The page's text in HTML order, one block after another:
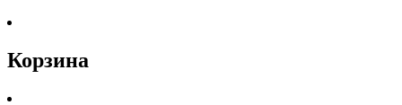
Корзина